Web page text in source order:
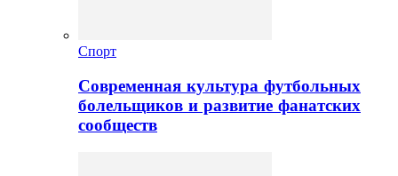
Спорт
Современная культура футбольных
болельщиков и развитие фанатских
сообществ